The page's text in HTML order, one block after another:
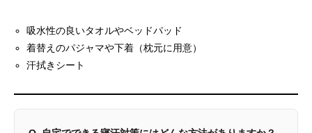
吸水性の良いタオルやベッドパッド
着替えのパジャマや下着（枕元に用意）
汗拭きシート